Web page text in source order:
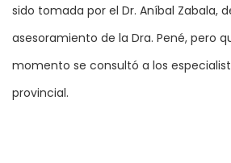
sido tomada por el Dr. Aníbal Zabala,
asesoramiento de la Dra. Pené, pero
momento se consultó a los
provincial.